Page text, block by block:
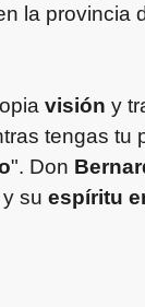
la provincia
visión y
tengas tu
". Don
y su espíritu